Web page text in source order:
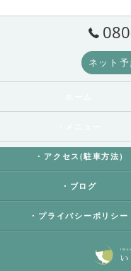
ネット
・アクセス(駐車方法)
・ブログ
・プライバシーポリシー